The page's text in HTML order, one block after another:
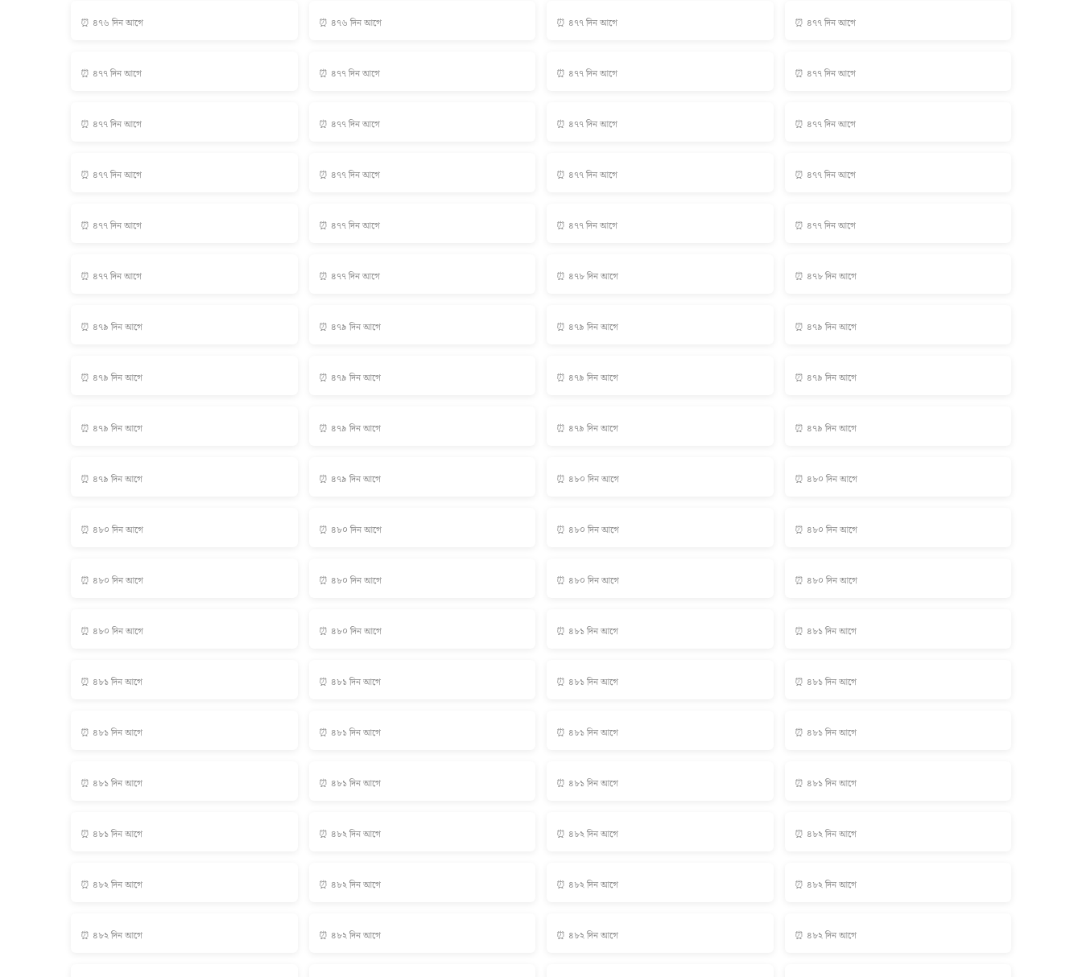
⏰ ৪৭৬ দিন আগে ⏰ ৪৭৬ দিন আগে ⏰ ৪৭৭ দিন আগে ⏰ ৪৭৭ দিন আগে
⏰ ৪৭৭ দিন আগে ⏰ ৪৭৭ দিন আগে ⏰ ৪৭৭ দিন আগে ⏰ ৪৭৭ দিন আগে
⏰ ৪৭৭ দিন আগে ⏰ ৪৭৭ দিন আগে ⏰ ৪৭৭ দিন আগে ⏰ ৪৭৭ দিন আগে
⏰ ৪৭৭ দিন আগে ⏰ ৪৭৭ দিন আগে ⏰ ৪৭৭ দিন আগে ⏰ ৪৭৭ দিন আগে
⏰ ৪৭৭ দিন আগে ⏰ ৪৭৭ দিন আগে ⏰ ৪৭৭ দিন আগে ⏰ ৪৭৭ দিন আগে
⏰ ৪৭৭ দিন আগে ⏰ ৪৭৭ দিন আগে ⏰ ৪৭৮ দিন আগে ⏰ ৪৭৮ দিন আগে
⏰ ৪৭৯ দিন আগে ⏰ ৪৭৯ দিন আগে ⏰ ৪৭৯ দিন আগে ⏰ ৪৭৯ দিন আগে
⏰ ৪৭৯ দিন আগে ⏰ ৪৭৯ দিন আগে ⏰ ৪৭৯ দিন আগে ⏰ ৪৭৯ দিন আগে
⏰ ৪৭৯ দিন আগে ⏰ ৪৭৯ দিন আগে ⏰ ৪৭৯ দিন আগে ⏰ ৪৭৯ দিন আগে
⏰ ৪৭৯ দিন আগে ⏰ ৪৭৯ দিন আগে ⏰ ৪৮০ দিন আগে ⏰ ৪৮০ দিন আগে
⏰ ৪৮০ দিন আগে ⏰ ৪৮০ দিন আগে ⏰ ৪৮০ দিন আগে ⏰ ৪৮০ দিন আগে
⏰ ৪৮০ দিন আগে ⏰ ৪৮০ দিন আগে ⏰ ৪৮০ দিন আগে ⏰ ৪৮০ দিন আগে
⏰ ৪৮০ দিন আগে ⏰ ৪৮০ দিন আগে ⏰ ৪৮১ দিন আগে ⏰ ৪৮১ দিন আগে
⏰ ৪৮১ দিন আগে ⏰ ৪৮১ দিন আগে ⏰ ৪৮১ দিন আগে ⏰ ৪৮১ দিন আগে
⏰ ৪৮১ দিন আগে ⏰ ৪৮১ দিন আগে ⏰ ৪৮১ দিন আগে ⏰ ৪৮১ দিন আগে
⏰ ৪৮১ দিন আগে ⏰ ৪৮১ দিন আগে ⏰ ৪৮১ দিন আগে ⏰ ৪৮১ দিন আগে
⏰ ৪৮১ দিন আগে ⏰ ৪৮২ দিন আগে ⏰ ৪৮২ দিন আগে ⏰ ৪৮২ দিন আগে
⏰ ৪৮২ দিন আগে ⏰ ৪৮২ দিন আগে ⏰ ৪৮২ দিন আগে ⏰ ৪৮২ দিন আগে
⏰ ৪৮২ দিন আগে ⏰ ৪৮২ দিন আগে ⏰ ৪৮২ দিন আগে ⏰ ৪৮২ দিন আগে